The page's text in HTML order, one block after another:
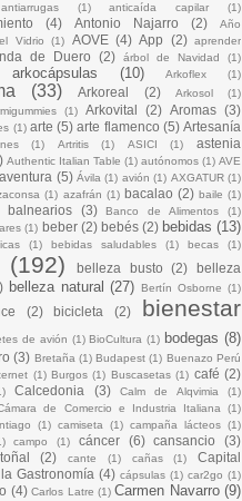
antiarrugas (1) anticaída capilar (1)
(4) Antonio Najarro (2)
Año
Vidrio
(1) AOVE (4) App (2) aprender
de Duero (2) árbol de Navidad
(1)
arkocápsulas (10) Arkoflex (1)
(33) Arkoreal (2) Arkosol
(1)
(1) Arkovital (2) Aromas (3)
(1) arte (5) arte flamenco (5) Artesanía
(1) Artritis (1) ASICI (1)
astenia
Authentic Italian Table (1) autónomos (1) AVE
aventura (5) Ávila (1) avión (1) AXGATUR (1)
(1) azafrán (1) bacalao (2) baile (1)
balnearios (3) Banco de Alimentos
(1)
(1) beber (2) bebés (2) bebidas (13)
(1) bebidas saludables (1) becas (1)
(192) belleza busto (2)
belleza
belleza natural (27) Bertín Osborne (1)
(2) bicicleta (2)
bienestar
de avión (1) BioCultura (1) bodegas (8)
(3) Bretaña (1) Budapest (1) Buenazo Perú
(1) Burgos (1) Buscasetas (1) café (2)
Calcedonia (3) Calm de Alqvimia (1)
de Comercio e Industria Italiana (1)
(1) camiseta (1) campaña lácteos (1)
campo (1) cáncer (6) cansancio
(3)
(2) cante (1) cañas (1)
Capital
Gastronomía (4) cápsulas (1) car2go (1)
(4) Carlos Latre (1) Carmen Navarro (9)